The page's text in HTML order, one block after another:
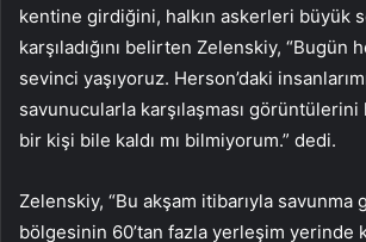
kentine girdiğini, halkın askerleri büyük
karşıladığını belirten Zelenskiy, “Bugün
sevinci yaşıyoruz. Herson’daki
savunucularla karşılaşması
bir kişi bile kaldı mı bilmiyorum.” dedi.
Zelenskiy, “Bu akşam itibarıyla savunma
bölgesinin 60’tan fazla yerleşim yerinde